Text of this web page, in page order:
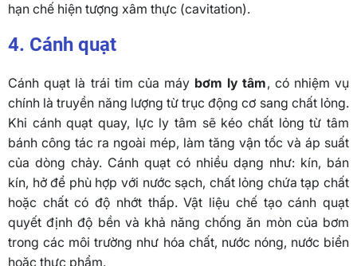
hạn chế hiện tượng xâm thực (cavitation).
4. Cánh quạt
Cánh quạt là trái tim của máy bơm ly tâm, có nhiệm vụ
chính là truyền năng lượng từ trục động cơ sang chất lỏng.
Khi cánh quạt quay, lực ly tâm sẽ kéo chất lỏng từ tâm
bánh công tác ra ngoài mép, làm tăng vận tốc và áp suất
của dòng chảy. Cánh quạt có nhiều dạng như: kín, bán
kín, hở để phù hợp với nước sạch, chất lỏng chứa tạp chất
hoặc chất có độ nhớt thấp. Vật liệu chế tạo cánh quạt
quyết định độ bền và khả năng chống ăn mòn của bơm
trong các môi trường như hóa chất, nước nóng, nước biển
hoặc thực phẩm.